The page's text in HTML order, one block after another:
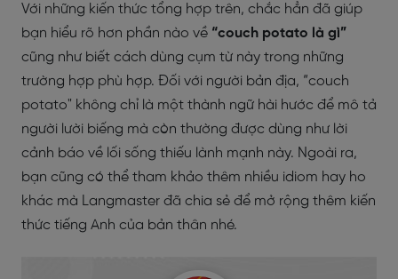
Với những kiến thức tổng hợp trên, chắc hẳn đã giúp
bạn hiểu rõ hơn phần nào về “couch potato là gì”
cũng như biết cách dùng cụm từ này trong những
trường hợp phù hợp. Đối với người bản địa, “couch
potato" không chỉ là một thành ngữ hài hước để mô tả
người lười biếng mà còn thường được dùng như lời
cảnh báo về lối sống thiếu lành mạnh này. Ngoài ra,
bạn cũng có thể tham khảo thêm nhiều idiom hay ho
khác mà Langmaster đã chia sẻ để mở rộng thêm kiến
thức tiếng Anh của bản thân nhé.